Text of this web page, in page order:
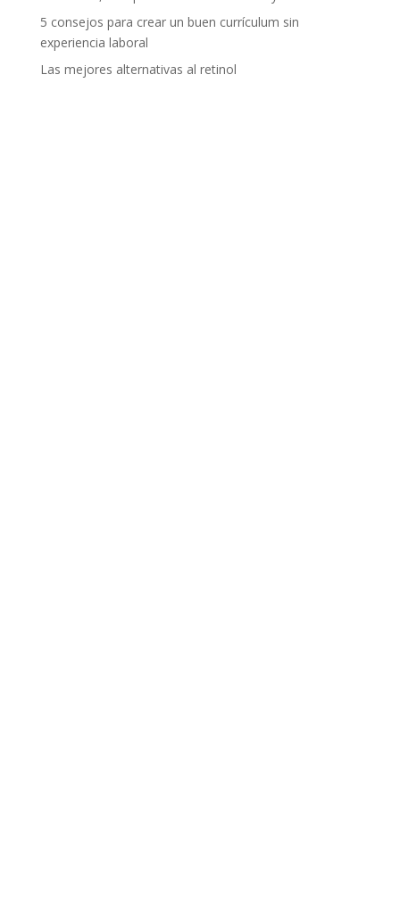
5 consejos para crear un buen currículum sin
experiencia laboral
Las mejores alternativas al retinol